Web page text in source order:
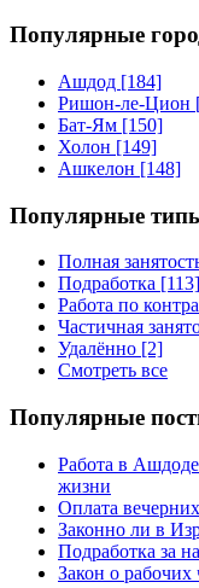
Популярные
Ашдод [184]
Ришон-ле-Цион
Бат-Ям [150]
Холон [149]
Ашкелон [148]
Популярные
Полная
Подработка [113]
Работа по
Частичная
Удалённо [2]
Смотреть все
Популярные
Работа в
жизни
Оплата
Законно ли в
Подработка за
Закон о рабочих